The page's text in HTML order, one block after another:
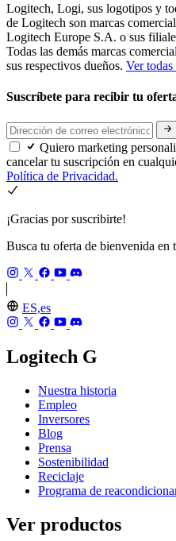
Logitech, Logi, sus logotipos y
de Logitech son marcas
Logitech Europe S.A. o sus
Todas las demás marcas
sus respectivos dueños. Ver todas
Suscríbete para recibir tu
Quiero marketing
cancelar tu suscripción en
Política de Privacidad.
¡Gracias por suscribirte!
Busca tu oferta de bienvenida en
ES,es
Logitech G
Nuestra historia
Empleo
Inversores
Blog
Prensa
Sostenibilidad
Reciclaje
Programa de
Ver productos